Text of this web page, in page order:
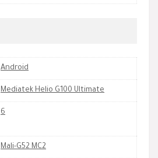
Android
Mediatek Helio G100 Ultimate
6
Mali-G52 MC2